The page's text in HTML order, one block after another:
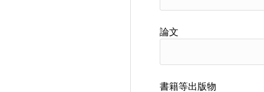
論文
書籍等出版物